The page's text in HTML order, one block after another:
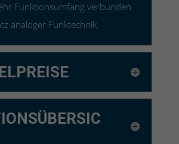
Funktionsumfang verbunden
analoger Funktechnik.